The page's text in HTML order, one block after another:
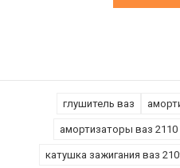
глушитель ваз
амортизаторы ваз 2110
катушка зажигания ваз